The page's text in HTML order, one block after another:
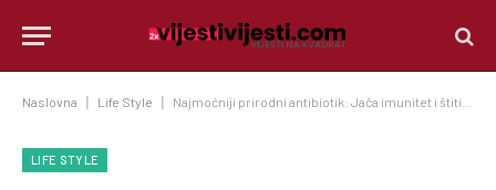
Naslovna Life Style Najmoćniji prirodni antibiotik: Jača imunitet i štiti od bolesti, a jednostavan je za napraviti…
LIFE STYLE